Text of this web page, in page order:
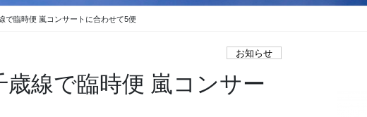
で臨時便 嵐コンサートに合わせて5便
お知らせ
線で臨時便 嵐コンサー